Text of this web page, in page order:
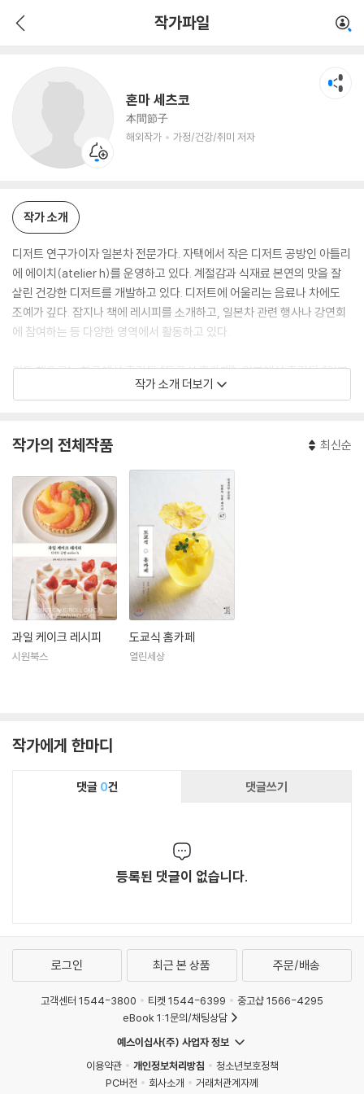
작가파일
혼마 세츠코
本間節子
해외작가
가정/건강/취미 저자
가정/건강/취미 저자
작가 소개
디저트 연구가이자 일본차 전문가다. 자택에서 작은 디저트 공방인 아틀리
에 에이치(atelier h)를 운영하고 있다. 계절감과 식재료 본연의 맛을 잘
살린 건강한 디저트를 개발하고 있다. 디저트에 어울리는 음료나 차에도
조예가 깊다. 잡지나 책에 레시피를 소개하고, 일본차 관련 행사나 강연회
에 참여하는 등 다양한 영역에서 활동하고 있다.
지은 책으로는 한국에서 출간된 《도쿄식 홈카페》, 일본에서 출간된 《일본
차로 만드는 산뜻한 디저트日本茶のさわやかスイ?ツ》 《호지차 디저
젤리やわらかとろける いとしのゼリ》 등이 있다.
작가 소개 더보기
작가의 전체작품 최신순
과일 케이크 레시피
시원북스
도쿄식 홈카페
열린세상
작가에게 한마디
댓글 0건 댓글쓰기
등록된 댓글이 없습니다.
로그인 최근 본 상품 주문/배송
고객센터 1544-3800 티켓 1544-6399
중고샵 1566-4295
eBook 1:1문의/채팅상담
예스이십사(주) 사업자 정보
이용약관
개인정보처리방침
청소년보호정책
PC버전
회사소개
거래처관계자께